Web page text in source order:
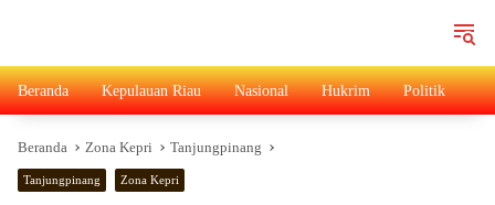
Beranda Kepulauan Riau Nasional Hukrim Politik
Beranda Zona Kepri Tanjungpinang
Tanjungpinang Zona Kepri